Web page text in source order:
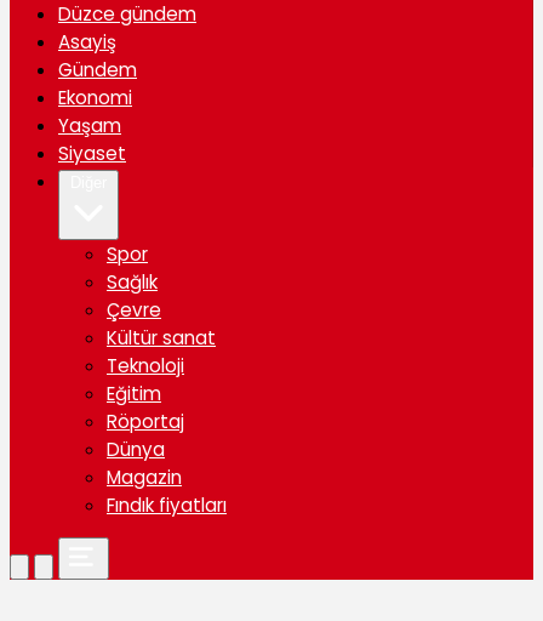
Düzce gündem
Asayiş
Gündem
Ekonomi
Yaşam
Siyaset
Spor
Sağlık
Çevre
Kültür sanat
Teknoloji
Eğitim
Röportaj
Dünya
Magazin
Fındık fiyatları